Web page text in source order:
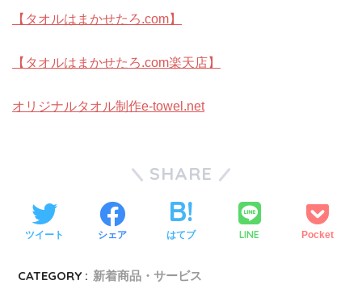
【タオルはまかせたろ.com】
【タオルはまかせたろ.com楽天店】
オリジナルタオル制作e-towel.net
SHARE
ツイート シェア はてブ LINE Pocket
CATEGORY : 新着商品・サービス